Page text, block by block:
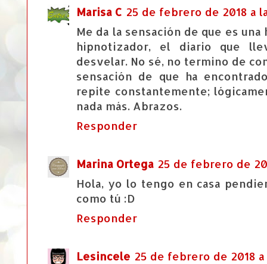
Marisa C 25 de febrero de 2018 a
Me da la sensación de que es
hipnotizador, el diario que
desvelar. No sé, no termino de
sensación de que ha
repite constantemente;
nada más. Abrazos.
Responder
Marina Ortega 25 de febrero de
Hola, yo lo tengo en casa
como tú :D
Responder
Lesincele 25 de febrero de 2018 a